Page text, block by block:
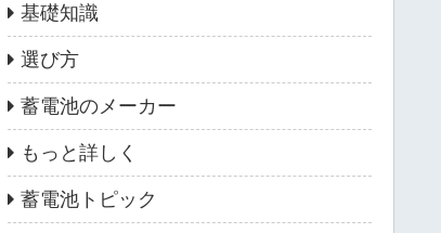
基礎知識
選び方
蓄電池のメーカー
もっと詳しく
蓄電池トピック